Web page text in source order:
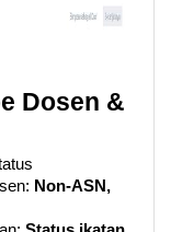
Dosen &
Non-ASN,